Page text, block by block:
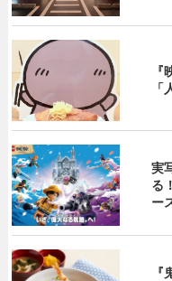
実
る
ー